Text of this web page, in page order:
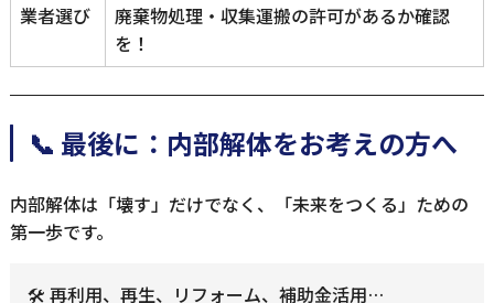
業者選び
廃棄物処理・収集運搬の許可があるか確認
を！
📞 最後に：内部解体をお考えの方へ
内部解体は「壊す」だけでなく、「未来をつくる」ための
第一歩です。
🛠 再利用、再生、リフォーム、補助金活用…